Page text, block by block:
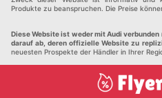
Produkte zu beanspruchen. Die Preise
Diese Website ist weder mit Audi
darauf ab, deren offizielle Website zu
neuesten Prospekte der Händler in Ihrer